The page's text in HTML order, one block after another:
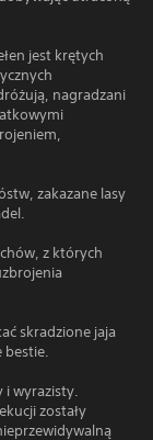
jest krętych
nagradzani
zakazane lasy
z których
skradzione jaja
bestie.
i wyrazisty.
zostały